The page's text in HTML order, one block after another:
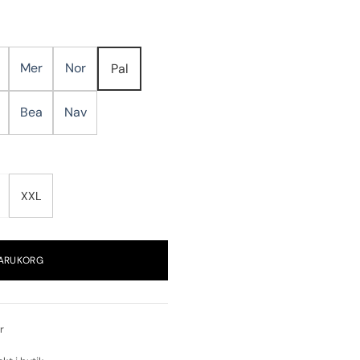
Mer Nor Pal
Bea Nav
XXL